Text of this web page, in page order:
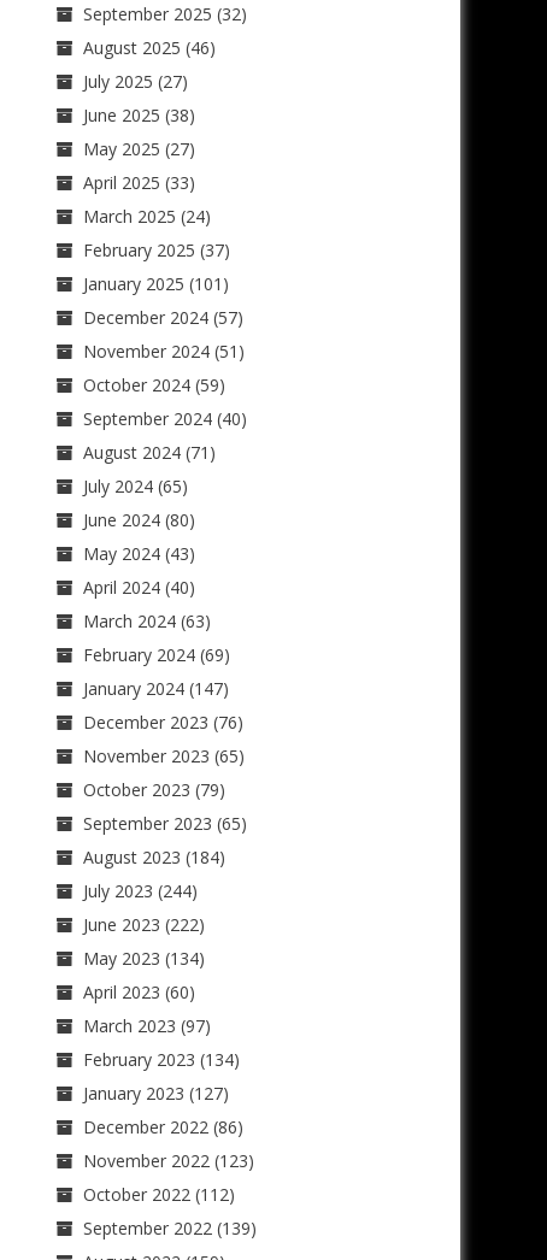
September 2025 (32)
August 2025 (46)
July 2025 (27)
June 2025 (38)
May 2025 (27)
April 2025 (33)
March 2025 (24)
February 2025 (37)
January 2025 (101)
December 2024(57)
November 2024(51)
October 2024(59)
September 2024(40)
August 2024(71)
July 2024(65)
June 2024(80)
May 2024(43)
April 2024(40)
March 2024(63)
February 2024(69)
January 2024(147)
December 2023 (76)
November 2023 (65)
October 2023 (79)
September 2023 (65)
August 2023 (184)
July 2023 (244)
June 2023 (222)
May 2023 (134)
April 2023 (60)
March 2023 (97)
February 2023 (134)
January 2023 (127)
December 2022(86)
November 2022(123)
October 2022(112)
September 2022(139)